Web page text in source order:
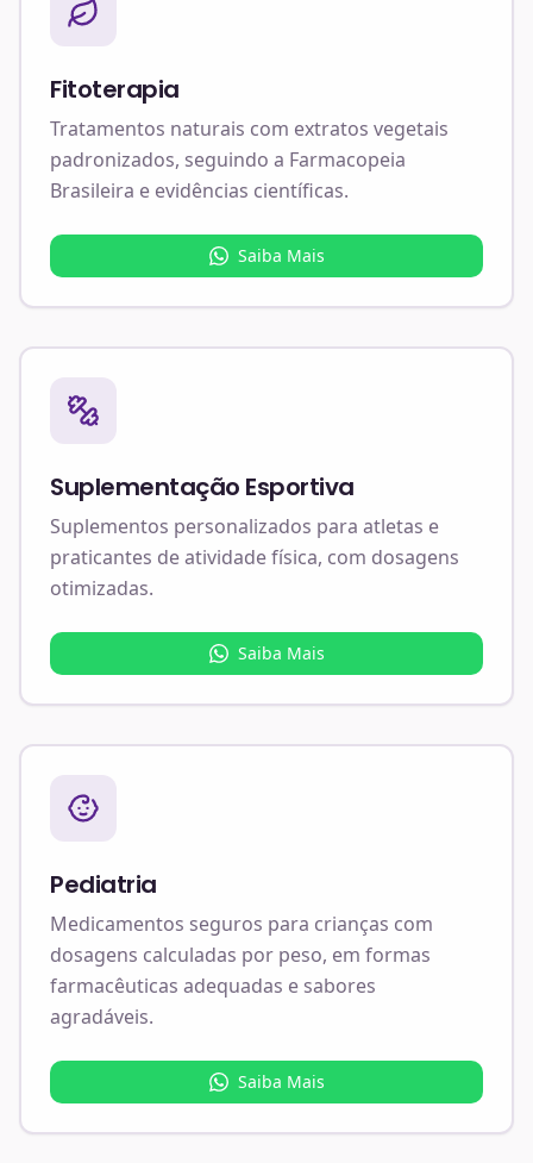
Fitoterapia
Tratamentos naturais com extratos vegetais
padronizados, seguindo a Farmacopeia
Brasileira e evidências científicas.
Saiba Mais
Suplementação Esportiva
Suplementos personalizados para atletas e
praticantes de atividade física, com dosagens
otimizadas.
Saiba Mais
Pediatria
Medicamentos seguros para crianças com
dosagens calculadas por peso, em formas
farmacêuticas adequadas e sabores
agradáveis.
Saiba Mais